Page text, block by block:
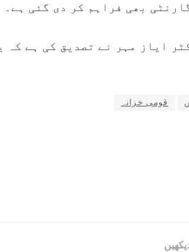
بھی فراہم کر دی گئی ہے۔
ایاز مہر نے تصدیق کی ہے
قومی خزانہ